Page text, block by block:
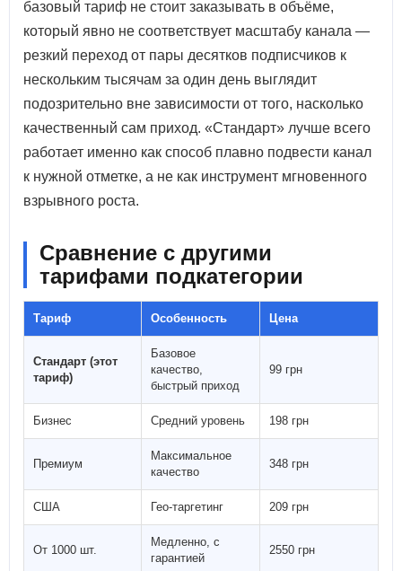
базовый тариф не стоит заказывать в объёме,
который явно не соответствует масштабу канала —
резкий переход от пары десятков подписчиков к
нескольким тысячам за один день выглядит
подозрительно вне зависимости от того, насколько
качественный сам приход. «Стандарт» лучше всего
работает именно как способ плавно подвести канал
к нужной отметке, а не как инструмент мгновенного
взрывного роста.
Сравнение с другими
тарифами подкатегории
Тариф Особенность Цена
Стандарт (этот
тариф)
Базовое
качество,
быстрый приход
99 грн
Бизнес Средний уровень 198 грн
Премиум
Максимальное
качество
348 грн
США Гео-таргетинг 209 грн
От 1000 шт.
Медленно, с
гарантией
2550 грн